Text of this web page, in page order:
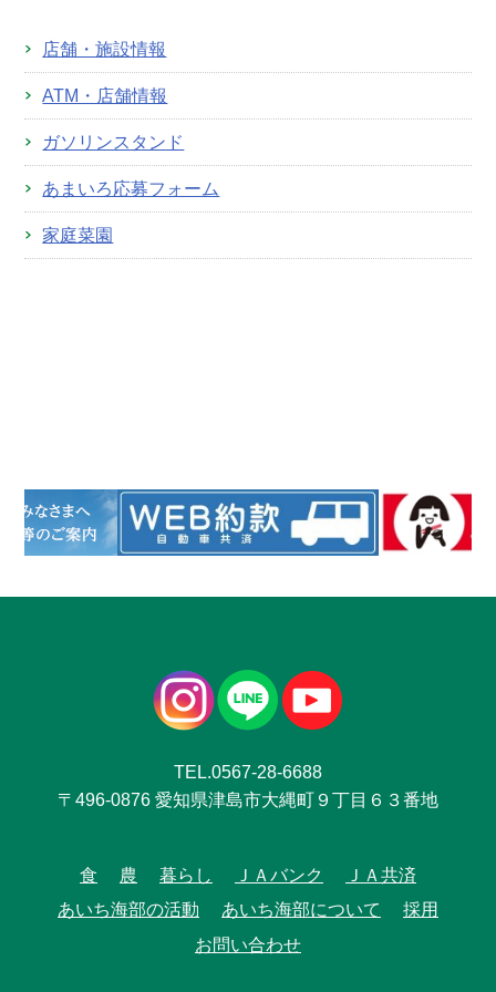
店舗・施設情報
ATM・店舗情報
ガソリンスタンド
あまいろ応募フォーム
家庭菜園
TEL.0567-28-6688
〒496-0876 愛知県津島市大縄町９丁目６３番地
食 農 暮らし ＪＡバンク
ＪＡ共済
あいち海部の活動
あいち海部について
採用
お問い合わせ